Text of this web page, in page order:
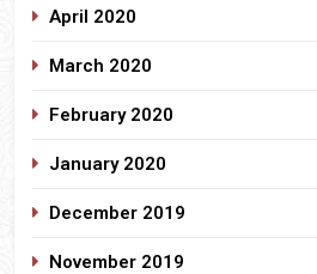
April 2020
March 2020
February 2020
January 2020
December 2019
November 2019